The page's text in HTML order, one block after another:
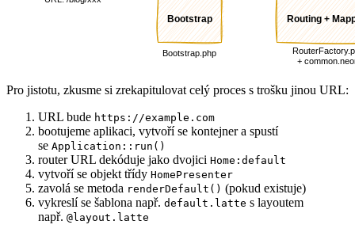
Pro jistotu, zkusme si zrekapitulovat celý proces s trošku jinou URL:
URL bude https://example.com
bootujeme aplikaci, vytvoří se kontejner a spustí
se Application::run()
router URL dekóduje jako dvojici Home:default
vytvoří se objekt třídy HomePresenter
zavolá se metoda renderDefault() (pokud existuje)
vykreslí se šablona např. default.latte s layoutem
např. @layout.latte